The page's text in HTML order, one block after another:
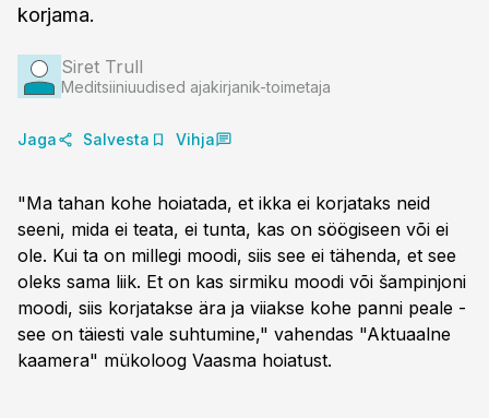
korjama.
Siret Trull
Meditsiiniuudised ajakirjanik-toimetaja
Jaga Salvesta Vihja
"Ma tahan kohe hoiatada, et ikka ei korjataks neid
seeni, mida ei teata, ei tunta, kas on söögiseen või ei
ole. Kui ta on millegi moodi, siis see ei tähenda, et see
oleks sama liik. Et on kas sirmiku moodi või šampinjoni
moodi, siis korjatakse ära ja viiakse kohe panni peale -
see on täiesti vale suhtumine," vahendas "Aktuaalne
kaamera" mükoloog Vaasma hoiatust.